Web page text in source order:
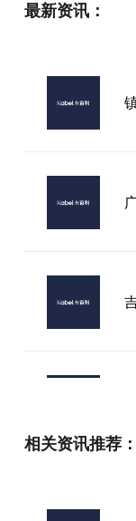
最新资讯：
相关资讯推荐：